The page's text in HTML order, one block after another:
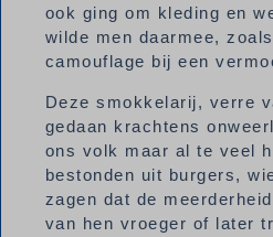
ook ging om kleding en
wilde men daarmee,
camouflage bij een
Deze smokkelarij, verre
gedaan krachtens
ons volk maar al te veel
bestonden uit burgers,
zagen dat de
van hen vroeger of later